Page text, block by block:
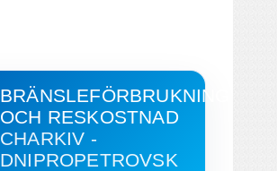
BRÄNSLEFÖRBRUKNING
OCH RESKOSTNAD
CHARKIV -
DNIPROPETROVSK